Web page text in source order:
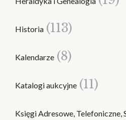
Historia (113)
Kalendarze (8)
Katalogi aukcyjne (11)
Księgi Adresowe, Telefoniczne,